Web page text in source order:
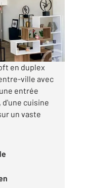
en duplex
ville avec
entrée
cuisine
un vaste